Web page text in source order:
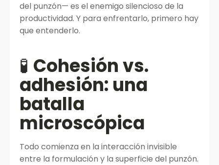
del punzón— es el enemigo silencioso de la
productividad. Y para enfrentarlo, primero hay
que entenderlo.
🧪 Cohesión vs.
adhesión: una
batalla
microscópica
Todo comienza en la interacción invisible
entre la formulación y la superficie del punzón.